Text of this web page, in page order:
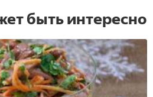
быть интересно